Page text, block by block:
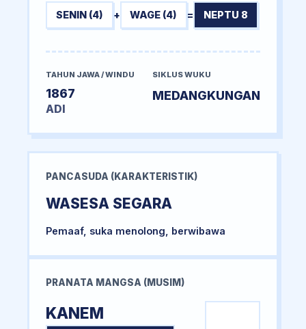
SENIN (4) + WAGE (4) = NEPTU 8
TAHUN JAWA / WINDU
1867
ADI
SIKLUS WUKU
MEDANGKUNGAN
PANCASUDA (KARAKTERISTIK)
WASESA SEGARA
Pemaaf, suka menolong, berwibawa
PRANATA MANGSA (MUSIM)
KANEM